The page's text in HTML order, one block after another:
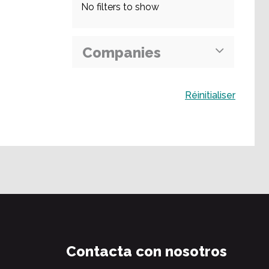
No filters to show
Companies
Réinitialiser
Contacta con nosotros